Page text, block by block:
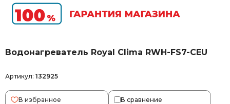
Водонагреватель Royal Clima RWH-FS7-CEU
Артикул: 132925
В избранное В сравнение